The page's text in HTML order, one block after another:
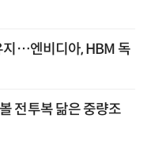
지…엔비디아, HBM 독
전투복 닮은 중량조